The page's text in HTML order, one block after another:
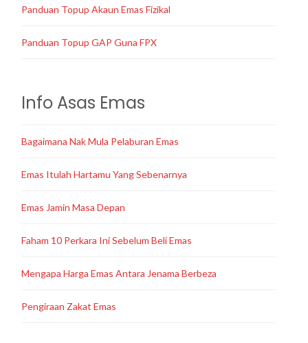
Panduan Topup Akaun Emas Fizikal
Panduan Topup GAP Guna FPX
Info Asas Emas
Bagaimana Nak Mula Pelaburan Emas
Emas Itulah Hartamu Yang Sebenarnya
Emas Jamin Masa Depan
Faham 10 Perkara Ini Sebelum Beli Emas
Mengapa Harga Emas Antara Jenama Berbeza
Pengiraan Zakat Emas